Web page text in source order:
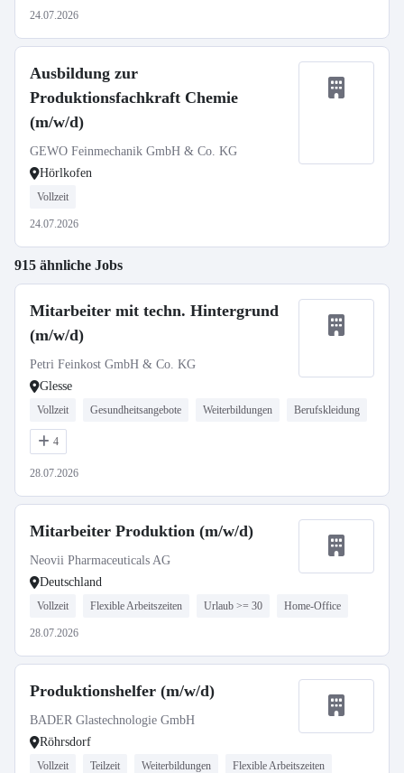
24.07.2026
Ausbildung zur
Produktionsfachkraft Chemie
(m/w/d)
GEWO Feinmechanik GmbH & Co. KG
Hörlkofen
Vollzeit
24.07.2026
915 ähnliche Jobs
Mitarbeiter mit techn. Hintergrund
(m/w/d)
Petri Feinkost GmbH & Co. KG
Glesse
Vollzeit Gesundheitsangebote Weiterbildungen Berufskleidung
4
28.07.2026
Mitarbeiter Produktion (m/w/d)
Neovii Pharmaceuticals AG
Deutschland
Vollzeit Flexible Arbeitszeiten Urlaub >= 30 Home-Office
28.07.2026
Produktionshelfer (m/w/d)
BADER Glastechnologie GmbH
Röhrsdorf
Vollzeit Teilzeit Weiterbildungen Flexible Arbeitszeiten